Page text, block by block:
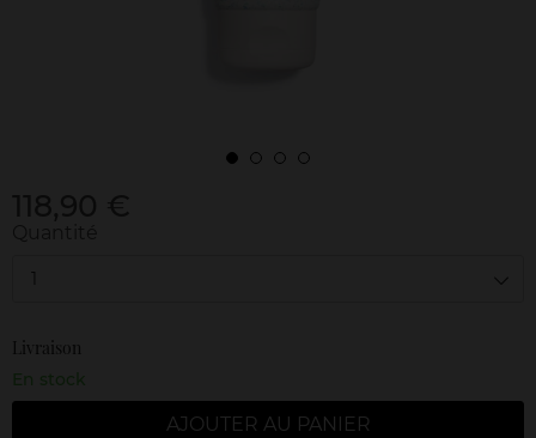
1
Livraison
En stock
AJOUTER AU PANIER